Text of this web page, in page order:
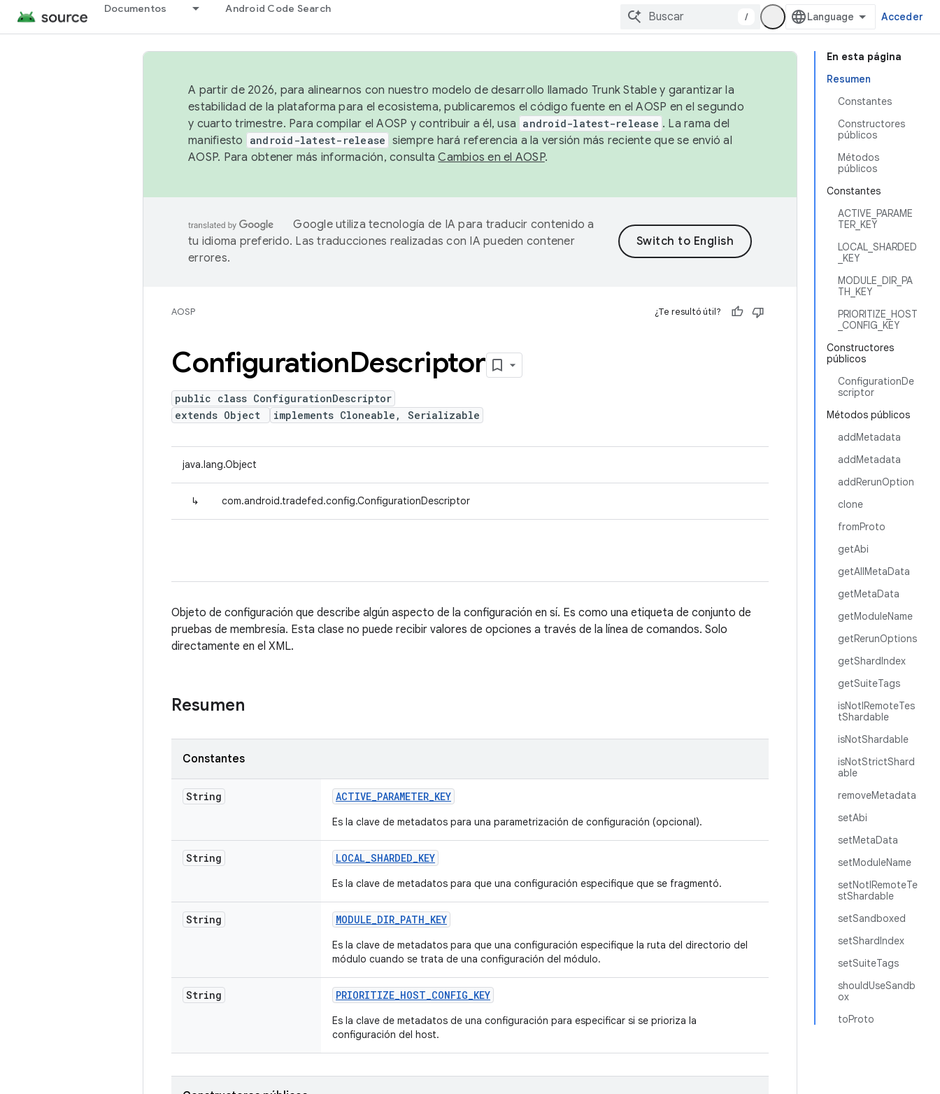
Documentos Android Code Search
/ Acceder
En esta página
Resumen
Constantes
Constructores
públicos
Métodos
públicos
Constantes
ACTIVE_PARAME
TER_KEY
LOCAL_SHARDED
_KEY
MODULE_DIR_PA
TH_KEY
PRIORITIZE_HOST
_CONFIG_KEY
Constructores
públicos
ConfigurationDe
scriptor
Métodos públicos
addMetadata
addMetadata
addRerunOption
clone
fromProto
getAbi
getAllMetaData
getMetaData
getModuleName
getRerunOptions
getShardIndex
getSuiteTags
isNotIRemoteTes
tShardable
isNotShardable
isNotStrictShard
able
removeMetadata
setAbi
setMetaData
setModuleName
setNotIRemoteTe
stShardable
setSandboxed
setShardIndex
setSuiteTags
shouldUseSandb
ox
toProto
A partir de 2026, para alinearnos con nuestro modelo de desarrollo llamado Trunk Stable y garantizar la
estabilidad de la plataforma para el ecosistema, publicaremos el código fuente en el AOSP en el segundo
y cuarto trimestre. Para compilar el AOSP y contribuir a él, usa android-latest-release . La rama del
manifiesto
android-latest-release siempre hará referencia a la versión más reciente que se envió al
AOSP. Para obtener más información, consultaCambios en el AOSP.
Google utiliza tecnología de IA para traducir contenido a
tu idioma preferido. Las traducciones realizadas con IA pueden contener
errores.
AOSP ¿Te resultó útil?
ConfigurationDescriptor
public class ConfigurationDescriptor
extends Object
implements Cloneable, Serializable
java.lang.Object
↳ com.android.tradefed.config.ConfigurationDescriptor
Objeto de configuración que describe algún aspecto de la configuración en sí. Es como una etiqueta de conjunto de
pruebas de membresía. Esta clase no puede recibir valores de opciones a través de la línea de comandos. Solo
directamente en el XML.
Resumen
Constantes
String ACTIVE_PARAMETER_KEY
Es la clave de metadatos para una parametrización de configuración (opcional).
String LOCAL_SHARDED_KEY
Es la clave de metadatos para que una configuración especifique que se fragmentó.
String MODULE_DIR_PATH_KEY
Es la clave de metadatos para que una configuración especifique la ruta del directorio del
módulo cuando se trata de una configuración del módulo.
String PRIORITIZE_HOST_CONFIG_KEY
Es la clave de metadatos de una configuración para especificar si se prioriza la
configuración del host.